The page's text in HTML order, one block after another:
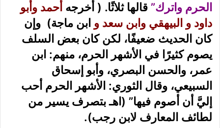
الحرم واترك” قالها ثلاثًا. ( أخرجه أحمد وأبو
داود و البيهقي وابن سعد و ابن ماجة) وإن
كان الحديث ضعيفًا، لكن كان بعض السلف
يصوم كثيرًا في الأشهر الحرم، منهم: ابن
عمر، والحسن البصري، وأبو إسحاق
السبيعي، وقال الثوري: الأشهر الحرم أحب
إليَّ أن أصوم فيها” (اهـ بتصرف يسير من
لطائف المعارف لابن رجب).